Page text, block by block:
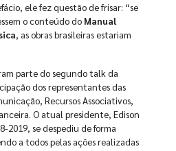
ele fez questão de frisar: “se
o conteúdo do Manual
, as obras brasileiras estariam
parte do segundo talk da
dos representantes das
Recursos Associativos,
O atual presidente, Edison
2019, se despediu de forma
a todos pelas ações realizadas